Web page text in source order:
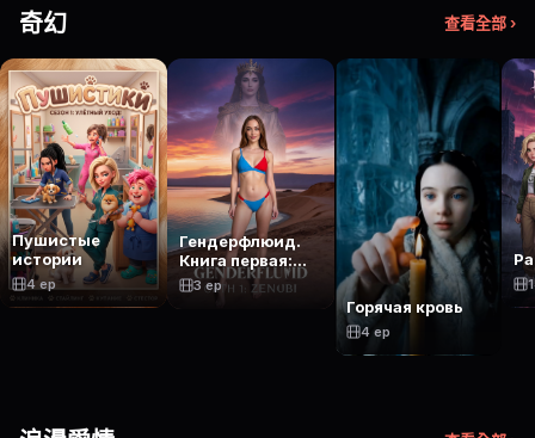
奇幻 查看全部 ›
Пушистые
истории
4 ep
Гендерфлюид.
Книга первая:
Зеноби
3 ep
Горячая кровь
4 ep